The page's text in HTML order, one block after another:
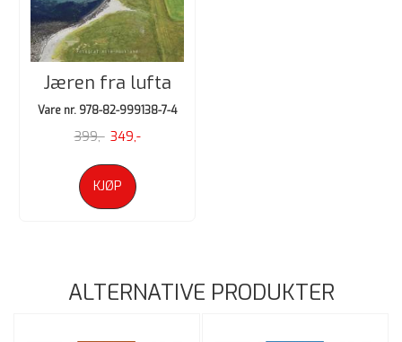
Jæren fra lufta
Vare nr. 978-82-999138-7-4
399,- 349,-
KJØP
ALTERNATIVE PRODUKTER